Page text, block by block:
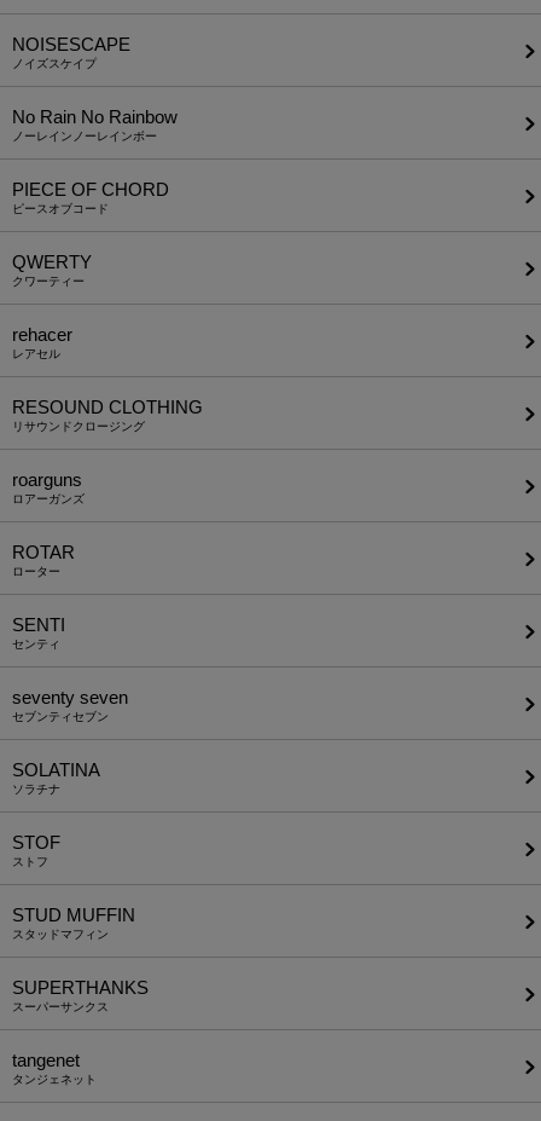
NOISESCAPE
ノイズスケイプ
No Rain No Rainbow
ノーレインノーレインボー
PIECE OF CHORD
ピースオブコード
QWERTY
クワーティー
rehacer
レアセル
RESOUND CLOTHING
リサウンドクロージング
roarguns
ロアーガンズ
ROTAR
ローター
SENTI
センティ
seventy seven
セブンティセブン
SOLATINA
ソラチナ
STOF
ストフ
STUD MUFFIN
スタッドマフィン
SUPERTHANKS
スーパーサンクス
tangenet
タンジェネット